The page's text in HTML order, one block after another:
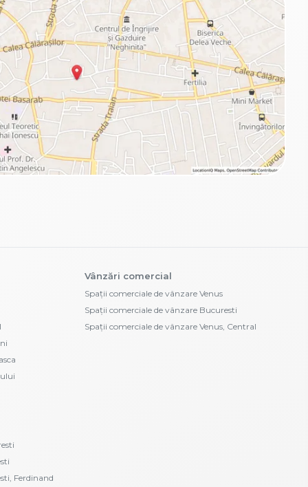
Vânzări comercial
Spații comerciale de vânzare Venus
Spații comerciale de vânzare Bucuresti
Spații comerciale de vânzare Venus, Central
Ferdinand